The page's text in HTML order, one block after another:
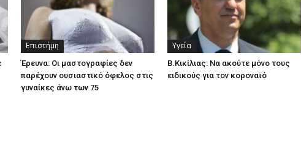
Επιστήμη
Έρευνα: Οι μαστογραφίες δεν
παρέχουν ουσιαστικό όφελος στις
γυναίκες άνω των 75
Υγεία
Β.Κικίλιας: Να ακούτε μόνο τους
ειδικούς για τον κοροναϊό